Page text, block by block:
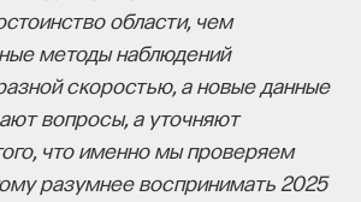
области, чем
методы наблюдений
скоростью, а новые данные
вопросы, а уточняют
что именно мы проверяем
разумнее воспринимать 2025
пространство на русском
в Лондоне он основал компанию
учёным
превращать их идеи
стартапы. Теперь
запускает новый сервис —